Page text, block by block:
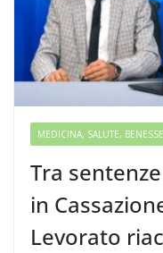
MEDICINA, SALUTE,
Tra
in
Levorato